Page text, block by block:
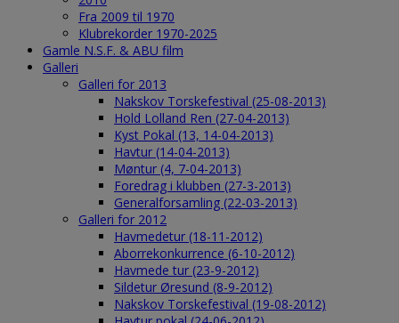
Fra 2009 til 1970
Klubrekorder 1970-2025
Gamle N.S.F. & ABU film
Galleri
Galleri for 2013
Nakskov Torskefestival (25-08-2013)
Hold Lolland Ren (27-04-2013)
Kyst Pokal (13, 14-04-2013)
Havtur (14-04-2013)
Møntur (4, 7-04-2013)
Foredrag i klubben (27-3-2013)
Generalforsamling (22-03-2013)
Galleri for 2012
Havmedetur (18-11-2012)
Aborrekonkurrence (6-10-2012)
Havmede tur (23-9-2012)
Sildetur Øresund (8-9-2012)
Nakskov Torskefestival (19-08-2012)